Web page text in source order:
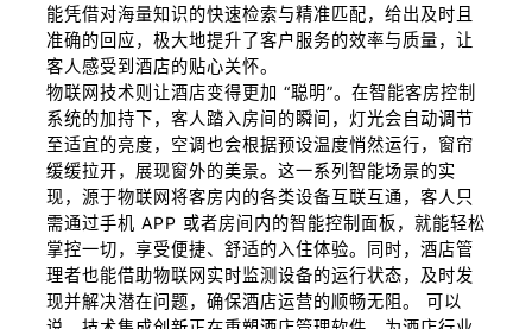
能凭借对海量知识的快速检索与精准匹配，给出及时且
准确的回应，极大地提升了客户服务的效率与质量，让
客人感受到酒店的贴心关怀。
物联网技术则让酒店变得更加 “聪明”。在智能客房控制
系统的加持下，客人踏入房间的瞬间，灯光会自动调节
至适宜的亮度，空调也会根据预设温度悄然运行，窗帘
缓缓拉开，展现窗外的美景。这一系列智能场景的实
现，源于物联网将客房内的各类设备互联互通，客人只
需通过手机 APP 或者房间内的智能控制面板，就能轻松
掌控一切，享受便捷、舒适的入住体验。同时，酒店管
理者也能借助物联网实时监测设备的运行状态，及时发
现并解决潜在问题，确保酒店运营的顺畅无阻。 可以